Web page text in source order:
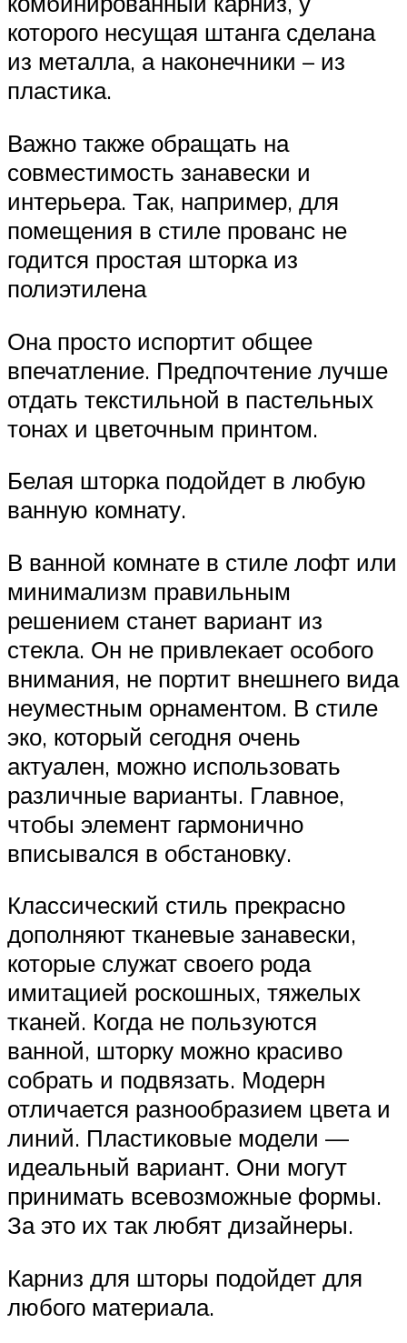
которого несущая штанга сделана
из металла, а наконечники – из
пластика.
Важно также обращать на
совместимость занавески и
интерьера. Так, например, для
помещения в стиле прованс не
годится простая шторка из
полиэтилена
Она просто испортит общее
впечатление. Предпочтение лучше
отдать текстильной в пастельных
тонах и цветочным принтом.
Белая шторка подойдет в любую
ванную комнату.
В ванной комнате в стиле лофт или
минимализм правильным
решением станет вариант из
стекла. Он не привлекает особого
внимания, не портит внешнего вида
неуместным орнаментом. В стиле
эко, который сегодня очень
актуален, можно использовать
различные варианты. Главное,
чтобы элемент гармонично
вписывался в обстановку.
Классический стиль прекрасно
дополняют тканевые занавески,
которые служат своего рода
имитацией роскошных, тяжелых
тканей. Когда не пользуются
ванной, шторку можно красиво
собрать и подвязать. Модерн
отличается разнообразием цвета и
линий. Пластиковые модели —
идеальный вариант. Они могут
принимать всевозможные формы.
За это их так любят дизайнеры.
Карниз для шторы подойдет для
любого материала.